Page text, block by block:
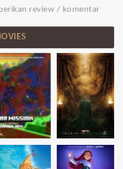
review / komentar